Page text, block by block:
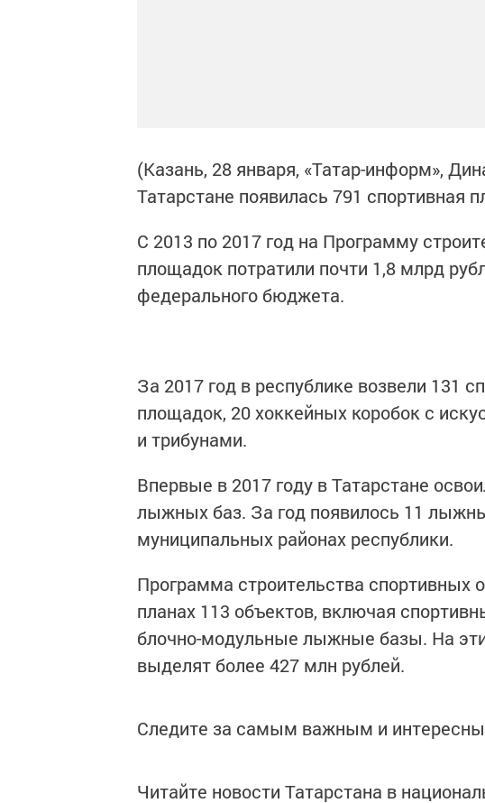
(Казань, 28 января, «Татар-информ»,
Татарстане появилась 791 спортивная
С 2013 по 2017 год на Программу
площадок потратили почти 1,8 млрд
федерального бюджета.
За 2017 год в республике возвели 131
площадок, 20 хоккейных коробок с
и трибунами.
Впервые в 2017 году в Татарстане
лыжных баз. За год появилось 11
муниципальных районах республики.
Программа строительства спортивных
планах 113 объектов, включая
блочно-модульные лыжные базы. На
выделят более 427 млн рублей.
Следите за самым важным и
Читайте новости Татарстана в